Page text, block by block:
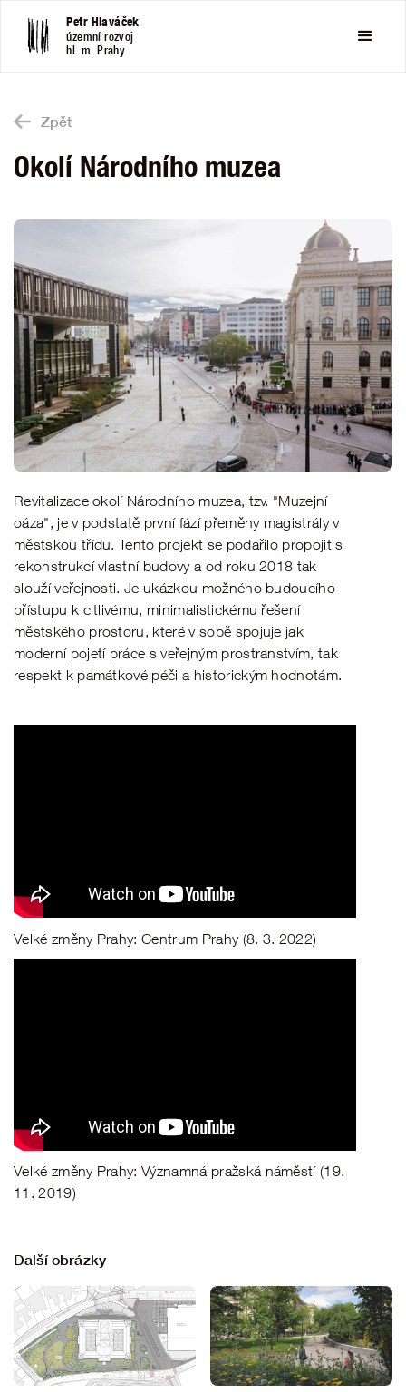
Petr Hlaváček
územní rozvoj
hl. m. Prahy
Zpět
Okolí Národního muzea
Revitalizace okolí Národního muzea, tzv. "Muzejní
oáza", je v podstatě první fází přeměny magistrály v
městskou třídu. Tento projekt se podařilo propojit s
rekonstrukcí vlastní budovy a od roku 2018 tak
slouží veřejnosti. Je ukázkou možného budoucího
přístupu k citlivému, minimalistickému řešení
městského prostoru, které v sobě spojuje jak
moderní pojetí práce s veřejným prostranstvím, tak
respekt k památkové péči a historickým hodnotám.
Velké změny Prahy: Centrum Prahy (8. 3. 2022)
Velké změny Prahy: Významná pražská náměstí (19.
11. 2019)
Další obrázky